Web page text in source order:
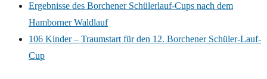
Ergebnisse des Borchener Schülerlauf-Cups nach dem
Hamborner Waldlauf
106 Kinder – Traumstart für den 12. Borchener Schüler-Lauf-
Cup